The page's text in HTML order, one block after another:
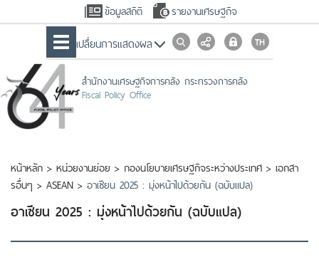
ข้อมูลสถิติ รายงานเศรษฐกิจ
เปลื่ยนการแสดงผล
สำนักงานเศรษฐกิจการคลัง กระทรวงการคลัง
Fiscal Policy Office
หน้าหลัก > หน่วยงานย่อย > กองนโยบายเศรษฐกิจระหว่างประเทศ > เอกสา
รอื่นๆ > ASEAN > อาเซียน 2025 : มุ่งหน้าไปด้วยกัน (ฉบับแปล)
อาเซียน 2025 : มุ่งหน้าไปด้วยกัน (ฉบับแปล)